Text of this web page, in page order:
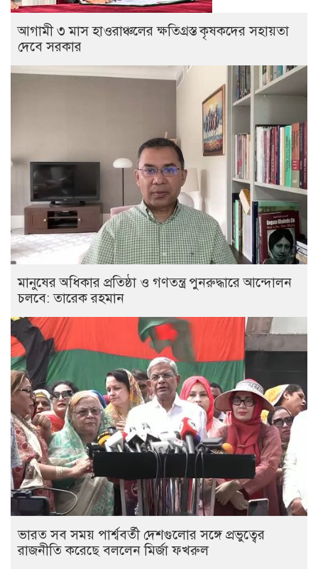
আগামী ৩ মাস হাওরাঞ্চলের ক্ষতিগ্রস্ত কৃষকদের সহায়তা
দেবে সরকার
মানুষের অধিকার প্রতিষ্ঠা ও গণতন্ত্র পুনরুদ্ধারে আন্দোলন
চলবে: তারেক রহমান
ভারত সব সময় পার্শ্ববর্তী দেশগুলোর সঙ্গে প্রভুত্বের
রাজনীতি করেছে বললেন মির্জা ফখরুল